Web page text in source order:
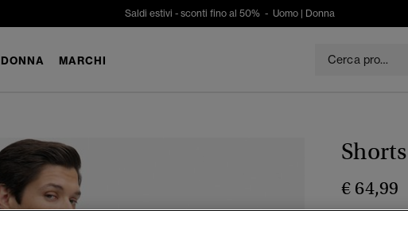
Saldi estivi - sconti fino al 50% - Uomo | Donna
DONNA MARCHI
€ 64,99